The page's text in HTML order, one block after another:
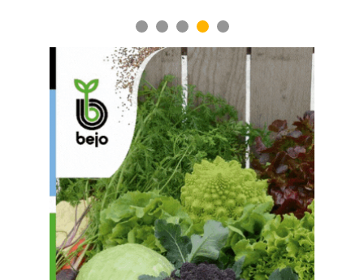
1 2 3 4 5